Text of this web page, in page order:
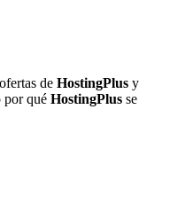
de HostingPlus y
por qué HostingPlus se